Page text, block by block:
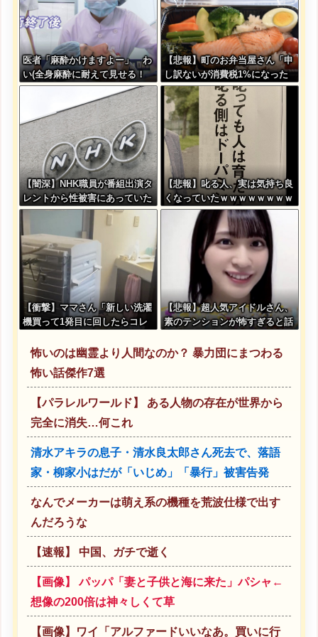
医者「麻酔かけますよー」 わ
い(全身麻酔に耐えて見せる！
うおおおおおお！！！！)
【悲報】町のお弁当屋さん「申
し訳ないが消費税1%になった
らその分商品代を値上げする
わ」
【闇深】NHK職員が番組出演タ
レントから性被害にあっていた
ことが発覚してしまう・・・
【悲報】叱る人、実は気持ち良
くなっていたｗｗｗｗｗｗｗｗ
ｗｗｗｗｗｗｗｗｗｗｗｗ
【衝撃】ママさん「新しい洗濯
機買って1発目に回したらコレ
【悲報】超人気アイドルさん、
素のテンションが怖すぎると話
怖いのは幽霊より人間なのか？ 暴力団にまつわる
怖い話傑作7選
【パラレルワールド】 ある人物の存在が世界から
完全に消失…何これ
清水アキラの息子・清水良太郎さん死去で、落語
家・柳家小はだが「いじめ」「暴行」被害告発
なんでメーカーは萌え系の機種を荒波仕様で出す
んだろうな
【速報】 中国、ガチで逝く
【画像】 パッパ「妻と子供と海に来た」パシャ←
想像の200倍は神々しくて草
【画像】ワイ「アルファードいいなあ。買いに行